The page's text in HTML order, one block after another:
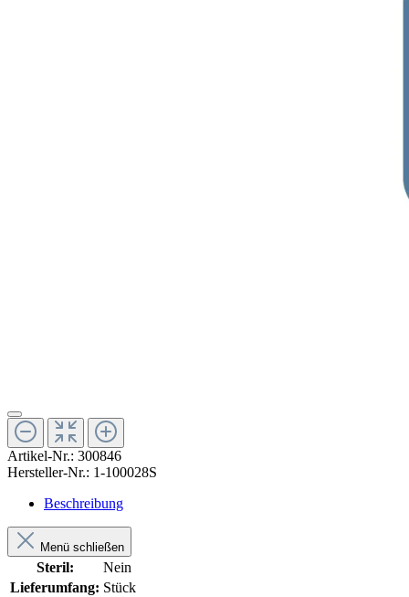
Artikel-Nr.: 300846
Hersteller-Nr.: 1-100028S
Beschreibung
Menü schließen
Steril:
Nein
Lieferumfang: Stück